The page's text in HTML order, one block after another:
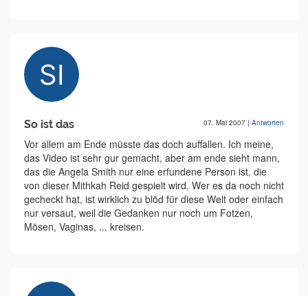
So ist das 07. Mai 2007 | Antworten
Vor allem am Ende müsste das doch auffallen. Ich meine,
das Video ist sehr gur gemacht, aber am ende sieht mann,
das die Angela Smith nur eine erfundene Person ist, die
von dieser Mithkah Reid gespielt wird. Wer es da noch nicht
gecheckt hat, ist wirklich zu blöd für diese Welt oder einfach
nur versaut, weil die Gedanken nur noch um Fotzen,
Mösen, Vaginas, ... kreisen.